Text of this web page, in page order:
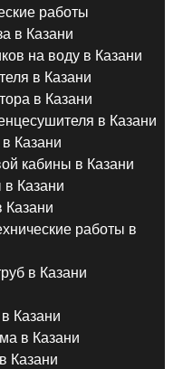
работы
в Казани
на воду в Казани
в Казани
в Казани
в Казани
Казани
кабины в Казани
в Казани
Казани
работы в
в Казани
Казани
в Казани
Казани